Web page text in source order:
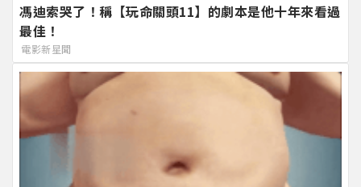
馮迪索哭了！稱【玩命關頭11】的劇本是他十年來看過
最佳！
電影新星聞